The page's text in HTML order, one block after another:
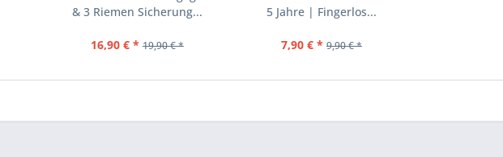
& 3 Riemen Sicherung...
16,90 € * 19,90 € *
5 Jahre | Fingerlos...
7,90 € * 9,90 € *